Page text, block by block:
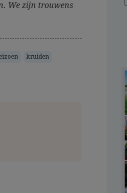
We zijn trouwens
kruiden